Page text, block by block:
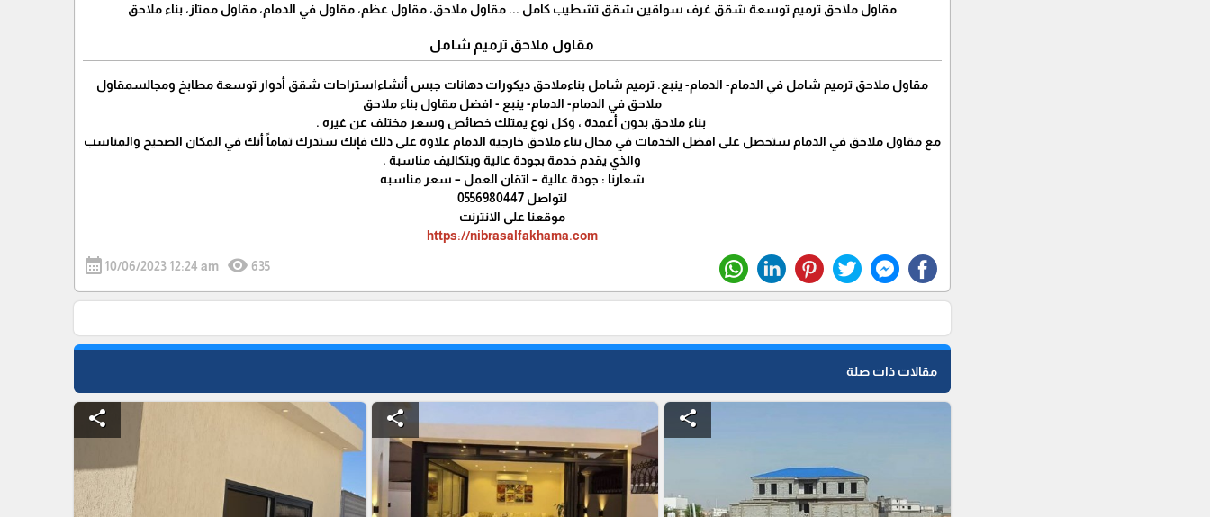
مقاول ملاحق ترميم توسعة شقق غرف سواقين شقق تشطيب كامل ... مقاول ملاحق، مقاول عظم، مقاول في الدمام، مقاول ممتاز، بناء ملاحق
مقاول ملاحق ترميم شامل
مقاول ملاحق ترميم شامل في الدمام- الدمام- ينبع. ترميم شامل بناءملاحق ديكورات دهانات جبس أنشاءاستراحات شقق أدوار توسعة مطابخ ومجالسمقاول
ملاحق في الدمام- الدمام- ينبع - افضل مقاول بناء ملاحق
بناء ملاحق بدون أعمدة ، وكل نوع يمتلك خصائص وسعر مختلف عن غيره .
مع مقاول ملاحق في الدمام ستحصل على افضل الخدمات في مجال بناء ملاحق خارجية الدمام علاوة على ذلك فإنك ستدرك تماماً أنك في المكان الصحيح والمناسب
والذي يقدم خدمة بجودة عالية وبتكاليف مناسبة .
شعارنا : جودة عالية – اتقان العمل – سعر مناسبه
لتواصل 0556980447
موقعنا على الانترنت
https://nibrasalfakhama.com
calendar_month 10/06/2023 12:24 am visibility 635
مقالات ذات صلة
share
share
share